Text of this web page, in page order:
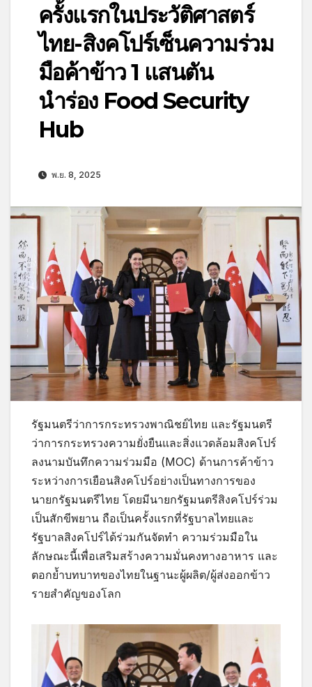
ครั้งแรกในประวัติศาสตร์
ไทย-สิงคโปร์เซ็นความร่วม
มือค้าข้าว 1 แสนตัน
นำร่อง Food Security
Hub
พ.ย. 8, 2025
รัฐมนตรีว่าการกระทรวงพาณิชย์ไทย และรัฐมนตรี
ว่าการกระทรวงความยั่งยืนและสิ่งแวดล้อมสิงคโปร์
ลงนามบันทึกความร่วมมือ (MOC) ด้านการค้าข้าว
ระหว่างการเยือนสิงคโปร์อย่างเป็นทางการของ
นายกรัฐมนตรีไทย โดยมีนายกรัฐมนตรีสิงคโปร์ร่วม
เป็นสักขีพยาน ถือเป็นครั้งแรกที่รัฐบาลไทยและ
รัฐบาลสิงคโปร์ได้ร่วมกันจัดทำ ความร่วมมือใน
ลักษณะนี้เพื่อเสริมสร้างความมั่นคงทางอาหาร และ
ตอกย้ำบทบาทของไทยในฐานะผู้ผลิต/ผู้ส่งออกข้าว
รายสำคัญของโลก